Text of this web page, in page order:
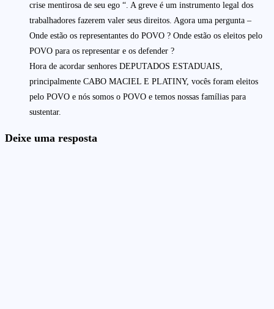
crise mentirosa de seu ego “. A greve é um instrumento legal dos
trabalhadores fazerem valer seus direitos. Agora uma pergunta –
Onde estão os representantes do POVO ? Onde estão os eleitos pelo
POVO para os representar e os defender ?
Hora de acordar senhores DEPUTADOS ESTADUAIS,
principalmente CABO MACIEL E PLATINY, vocês foram eleitos
pelo POVO e nós somos o POVO e temos nossas famílias para
sustentar.
Deixe uma resposta